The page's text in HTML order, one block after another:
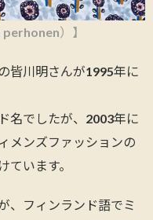
perhonen）】
皆川明さんが1995年に
名でしたが、2003年に
メンズファッションの
います。
、フィンランド語でミ